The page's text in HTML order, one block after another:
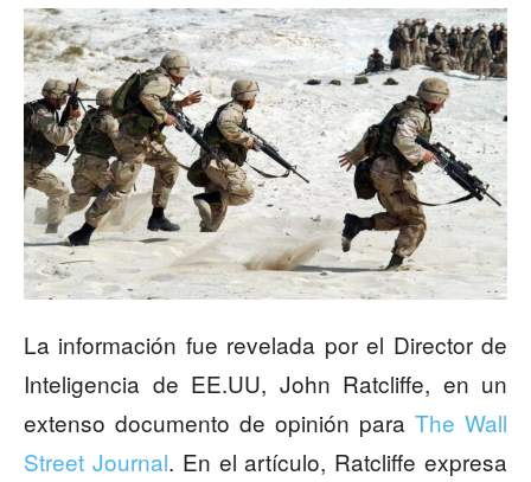
La información fue revelada por el Director de
Inteligencia de EE.UU, John Ratcliffe, en un
extenso documento de opinión para The Wall
Street Journal. En el artículo, Ratcliffe expresa